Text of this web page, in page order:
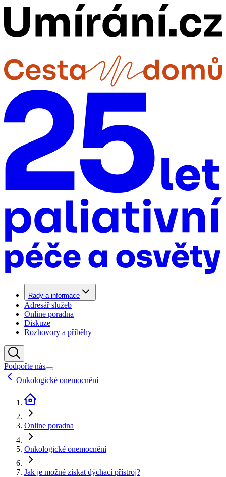
Rady a informace
Adresář služeb
Online poradna
Diskuze
Rozhovory a příběhy
Podpořte nás
Onkologické onemocnění
Online poradna
Onkologické onemocnění
Jak je možné získat dýchací přístroj?